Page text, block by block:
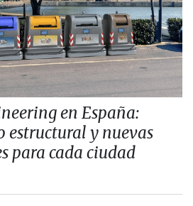
en España:
estructural y nuevas
para cada ciudad